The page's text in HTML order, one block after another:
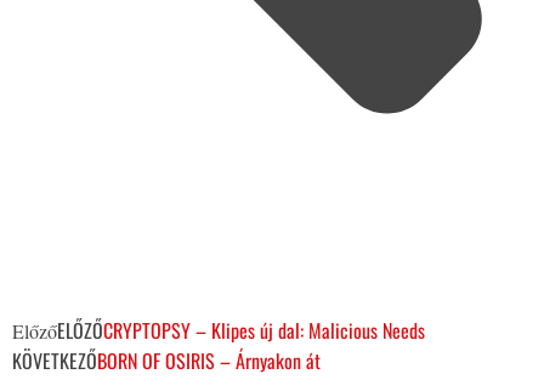
ElőzőELŐZŐCRYPTOPSY – Klipes új dal: Malicious Needs
KÖVETKEZŐBORN OF OSIRIS – Árnyakon át